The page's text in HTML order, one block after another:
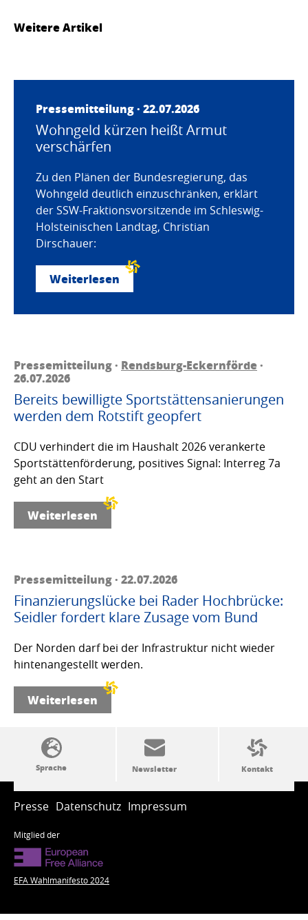
Weitere Artikel
Pressemitteilung · 22.07.2026
Wohngeld kürzen heißt Armut
verschärfen
Zu den Plänen der Bundesregierung, das
Wohngeld deutlich einzuschränken, erklärt
der SSW-Fraktionsvorsitzende im Schleswig-
Holsteinischen Landtag, Christian
Dirschauer:
Weiterlesen
Pressemitteilung · Rendsburg-Eckernförde·
26.07.2026
Bereits bewilligte Sportstättensanierungen
werden dem Rotstift geopfert
CDU verhindert die im Haushalt 2026 verankerte
Sportstättenförderung, positives Signal: Interreg 7a
geht an den Start
Weiterlesen
Pressemitteilung · 22.07.2026
Finanzierungslücke bei Rader Hochbrücke:
Seidler fordert klare Zusage vom Bund
Der Norden darf bei der Infrastruktur nicht wieder
hintenangestellt werden.
Weiterlesen
SSW-Politik von A bis Z
Presse Datenschutz Impressum
Mitglied der
EFA Wahlmanifesto 2024